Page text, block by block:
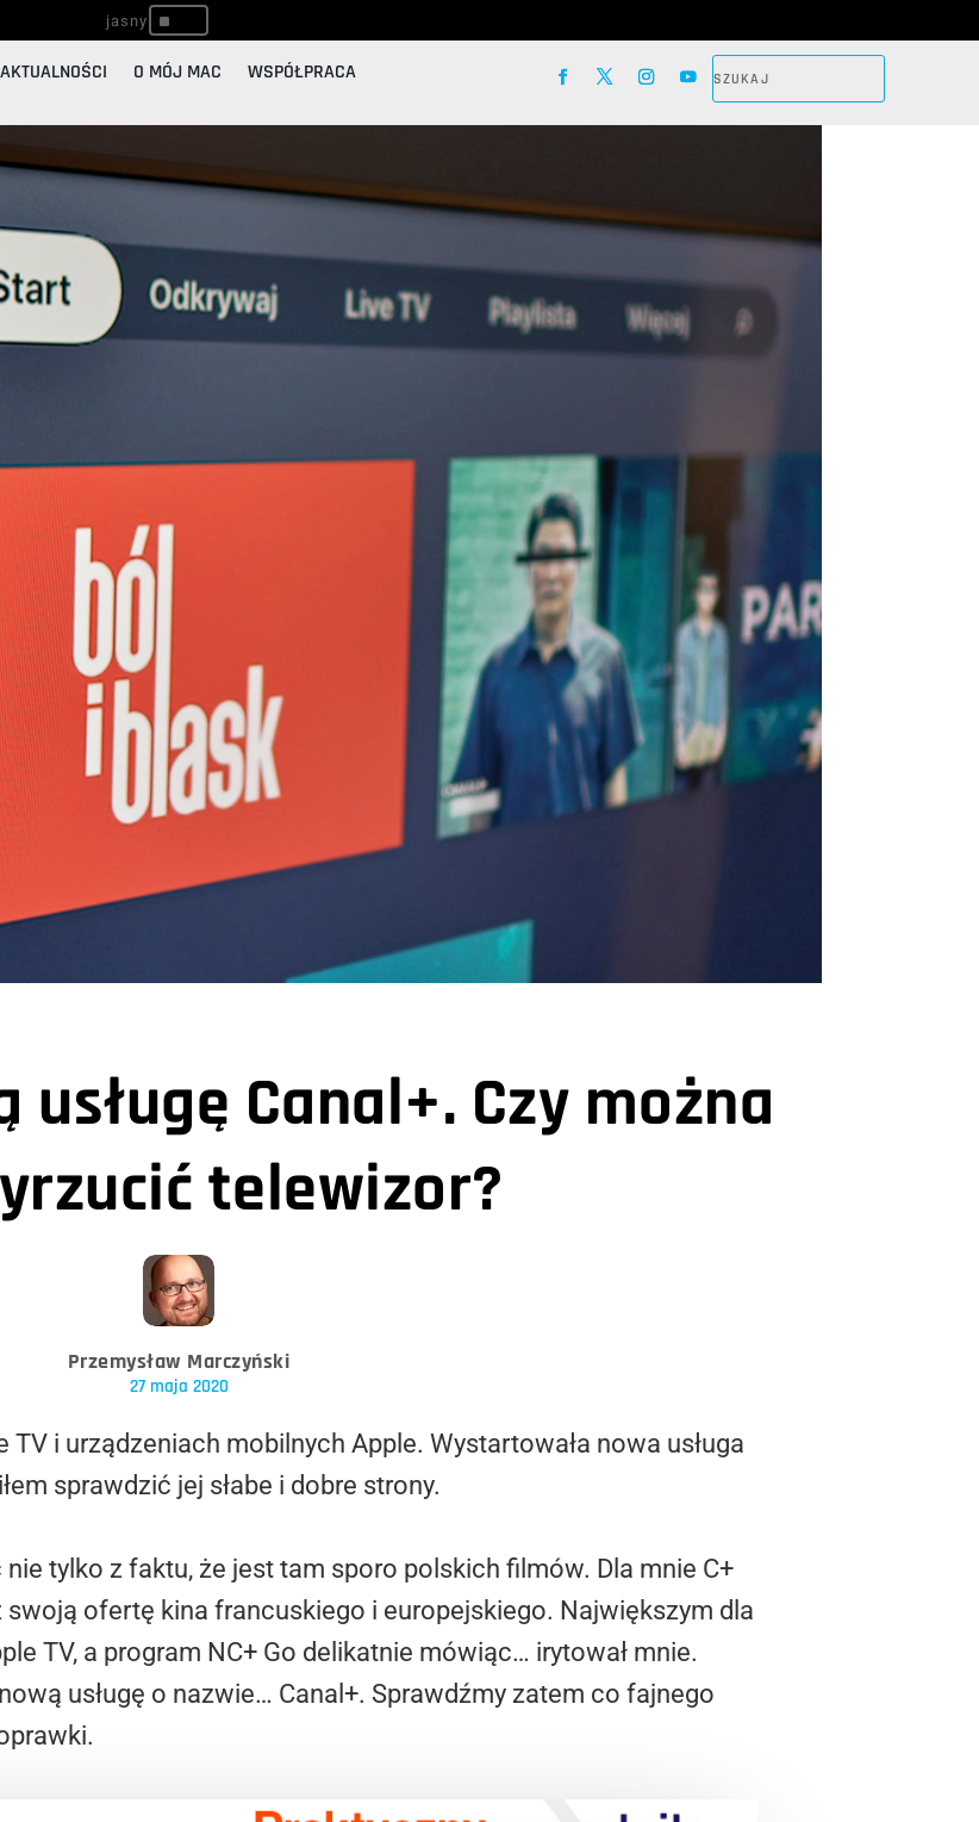
^
AKTUALNOŚCI O MÓJ MAC WSPÓŁPRACA
usługę Canal+. Czy można
telewizor?
Przemysław Marczyński
27 maja 2020
i urządzeniach mobilnych Apple. Wystartowała nowa usługa
sprawdzić jej słabe i dobre strony.
nie tylko z faktu, że jest tam sporo polskich filmów. Dla mnie C+
ofertę kina francuskiego i europejskiego. Największym dla
TV, a program NC+ Go delikatnie mówiąc… irytował mnie.
usługę o nazwie… Canal+. Sprawdźmy zatem co fajnego